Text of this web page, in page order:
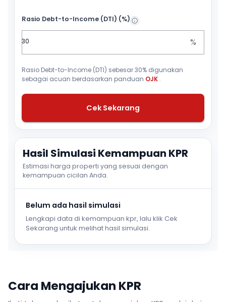
Rasio Debt-to-Income (DTI) (%)
%
Rasio Debt-to-Income (DTI) sebesar 30% digunakan
sebagai acuan berdasarkan panduan OJK .
Cek Sekarang
Hasil Simulasi Kemampuan KPR
Estimasi harga properti yang sesuai dengan
kemampuan cicilan Anda.
Belum ada hasil simulasi
Lengkapi data di kemampuan kpr, lalu klik Cek
Sekarang untuk melihat hasil simulasi.
Cara Mengajukan KPR